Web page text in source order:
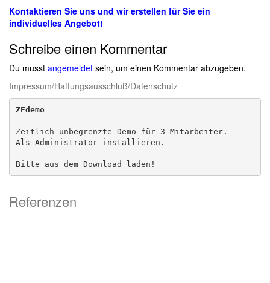
Kontaktieren Sie uns und wir erstellen für Sie ein
individuelles Angebot!
Schreibe einen Kommentar
Du musst angemeldet sein, um einen Kommentar abzugeben.
Impressum/Haftungsausschluß/Datenschutz
ZEdemo
Zeitlich unbegrenzte Demo für 3 Mitarbeiter.
Als Administrator installieren.
Bitte aus dem Download laden!
Referenzen